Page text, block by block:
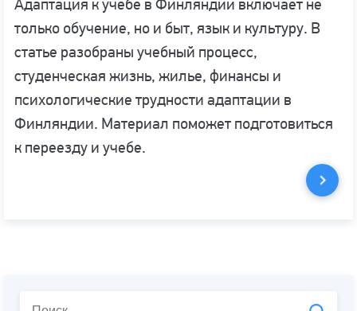
Адаптация к учебе в Финляндии включает не
только обучение, но и быт, язык и культуру. В
статье разобраны учебный процесс,
студенческая жизнь, жилье, финансы и
психологические трудности адаптации в
Финляндии. Материал поможет подготовиться
к переезду и учебе.